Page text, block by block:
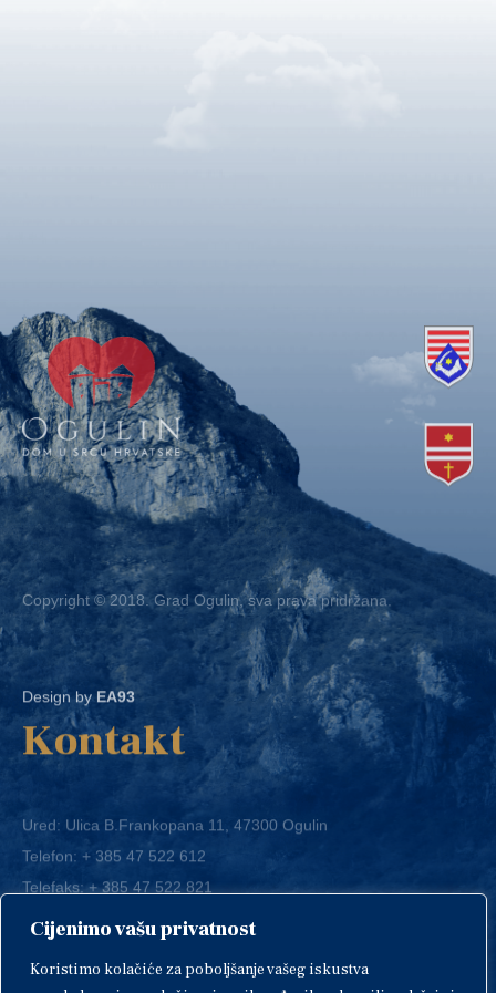
Cijenimo vašu privatnost
Koristimo kolačiće za poboljšanje vašeg iskustva
Copyright © 2018. Grad Ogulin, sva prava pridržana.
Design by EA93
Kontakt
Telefon:+ 385 47 522 612
Telefaks:+ 385 47 522 821
E-mail:grad-ogulin@ogulin.hr
IBAN: HR1424020061829700009